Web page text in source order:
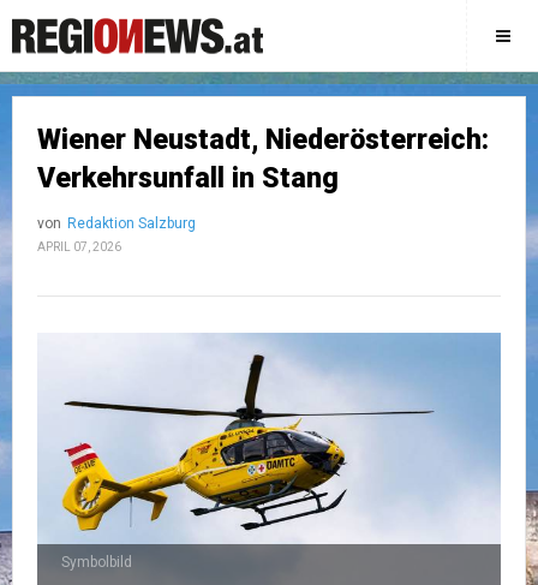
Wiener Neustadt, Niederösterreich:
Verkehrsunfall in Stang
von Redaktion Salzburg
APRIL 07, 2026
Symbolbild